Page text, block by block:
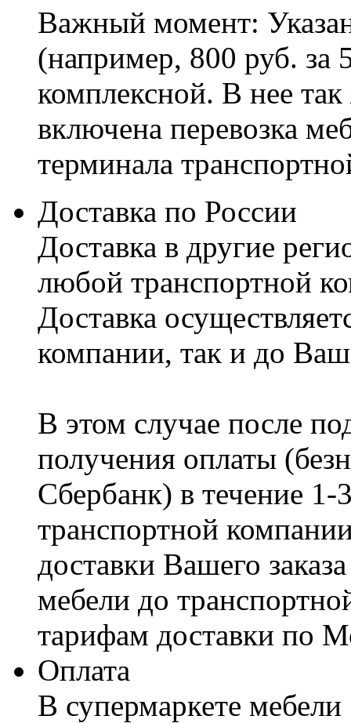
Важный момент:
(например, 800 руб. за
комплексной. В нее
включена перевозка
терминала
Доставка по России
Доставка в другие
любой транспортной
Доставка
компании, так и до
В этом случае после
получения оплаты
Сбербанк) в течение
транспортной
доставки Вашего
мебели до
тарифам доставки по
Оплата
В супермаркете